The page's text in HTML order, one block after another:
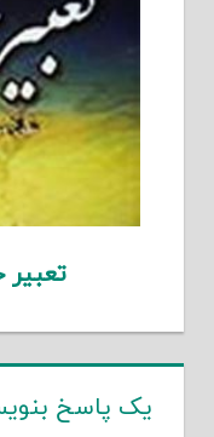
یک پاسخ